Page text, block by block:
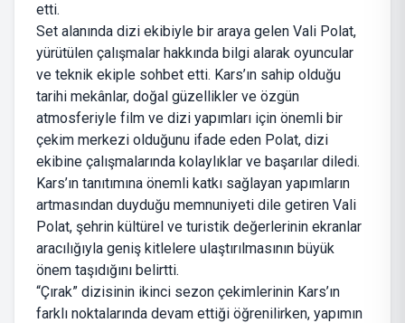
etti.
Set alanında dizi ekibiyle bir araya gelen Vali Polat,
yürütülen çalışmalar hakkında bilgi alarak oyuncular
ve teknik ekiple sohbet etti. Kars’ın sahip olduğu
tarihi mekânlar, doğal güzellikler ve özgün
atmosferiyle film ve dizi yapımları için önemli bir
çekim merkezi olduğunu ifade eden Polat, dizi
ekibine çalışmalarında kolaylıklar ve başarılar diledi.
Kars’ın tanıtımına önemli katkı sağlayan yapımların
artmasından duyduğu memnuniyeti dile getiren Vali
Polat, şehrin kültürel ve turistik değerlerinin ekranlar
aracılığıyla geniş kitlelere ulaştırılmasının büyük
önem taşıdığını belirtti.
“Çırak” dizisinin ikinci sezon çekimlerinin Kars’ın
farklı noktalarında devam ettiği öğrenilirken, yapımın